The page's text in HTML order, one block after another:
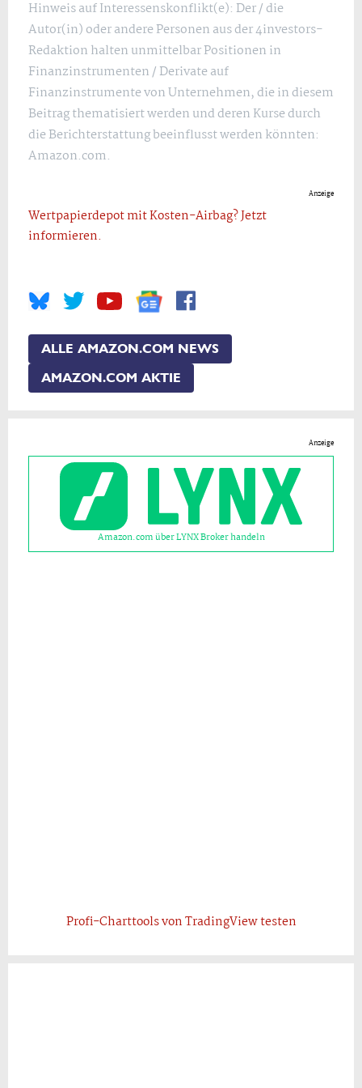
Hinweis auf Interessenskonflikt(e): Der / die
Autor(in) oder andere Personen aus der 4investors-
Redaktion halten unmittelbar Positionen in
Finanzinstrumenten / Derivate auf
Finanzinstrumente von Unternehmen, die in diesem
Beitrag thematisiert werden und deren Kurse durch
die Berichterstattung beeinflusst werden könnten:
Amazon.com.
Anzeige
Wertpapierdepot mit Kosten-Airbag? Jetzt
informieren.
ALLE AMAZON.COM NEWS
AMAZON.COM AKTIE
Anzeige
Amazon.com über LYNX Broker handeln
Profi-Charttools von TradingView testen